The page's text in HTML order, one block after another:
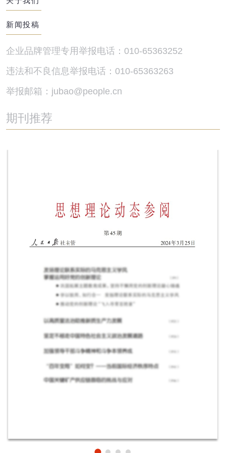
新闻投稿
企业品牌管理专用举报电话：010-65363252
违法和不良信息举报电话：010-65363263
举报邮箱：jubao@people.cn
期刊推荐